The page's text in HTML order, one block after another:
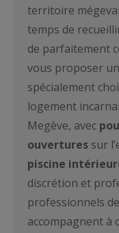
territoire
temps de
de parfaitement
vous proposer
spécialement
logement
Megève, avec
ouvertures sur
piscine
discrétion et
professionnels
accompagnent à